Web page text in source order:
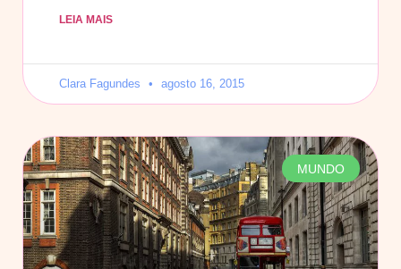
LEIA MAIS
Clara Fagundes agosto 16, 2015
MUNDO